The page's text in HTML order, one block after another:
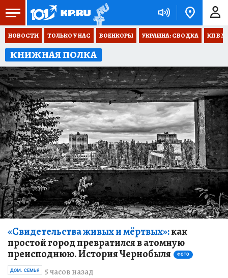
НОВОСТИ ТОЛЬКО У НАС ВОЕНКОРЫ УКРАИНА: СВОДКА КП В
КНИЖНАЯ ПОЛКА
«Свидетельства живых и мёртвых»:как
простой город превратился в атомную
преисподнюю. История Чернобыля
ФОТО
5 часов назад
ДОМ. СЕМЬЯ